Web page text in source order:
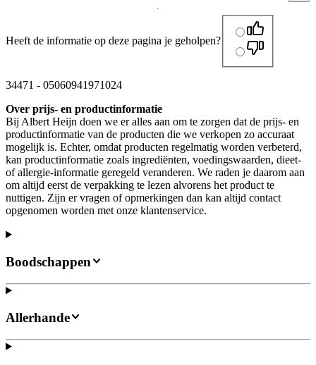
Heeft de informatie op deze pagina je geholpen?
34471 - 05060941971024
Over prijs- en productinformatie
Bij Albert Heijn doen we er alles aan om te zorgen dat de prijs- en
productinformatie van de producten die we verkopen zo accuraat
mogelijk is. Echter, omdat producten regelmatig worden verbeterd,
kan productinformatie zoals ingrediënten, voedingswaarden, dieet-
of allergie-informatie geregeld veranderen. We raden je daarom aan
om altijd eerst de verpakking te lezen alvorens het product te
nuttigen. Zijn er vragen of opmerkingen dan kan altijd contact
opgenomen worden met onze klantenservice.
Boodschappen
Allerhande